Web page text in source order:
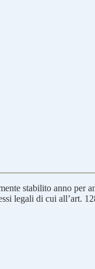
stabilito anno per
legali di cui all’art.